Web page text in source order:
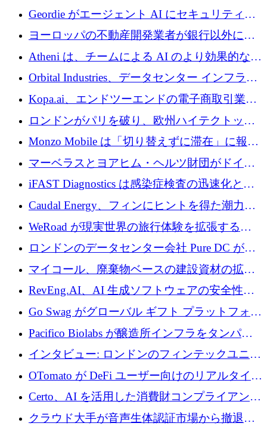
収、チェックアウト時にクレジットを提供
Geordie がエージェント AI にセキュリティと
ガバナンスをもたらすために 3,000 万ドルを
ヨーロッパの不動産開発業者が銀行以外にも
目を向けているため、InRentoの資金調達額は
1億ユーロを突破
Atheni は、チームによる AI のより効果的な使
用を支援するために 35 万ポンドを確保
Orbital Industries、データセンター インフラス
トラクチャ システムの拡張に 5,000 万ドルを
確保
Kopa.ai、エンドツーエンドの電子商取引業務
用の AI エージェントを構築するために 200
万ユーロを調達
ロンドンがパリを破り、欧州ハイテクトップ
の座を奪還
Monzo Mobile は「切り替えずに滞在」に報酬
を与える
マーベラスとヨアヒム・ヘルツ財団がドイツ
の商業化ギャップを埋めるために2,000万ユー
ロのディープテック基金を立ち上げる
iFAST Diagnostics は感染症検査の迅速化と抗
菌薬耐性への取り組みに 500 万ポンドを寄付
Caudal Energy、フィンにヒントを得た潮力発
電技術の規模拡大に向けて 430 万ポンドを調
WeRoad が現実世界の旅行体験を拡張するた
めに 5,800 万ドルを獲得
ロンドンのデータセンター会社 Pure DC が欧
州と中東の拡張に 27 億ドルを確保
マイコール、廃棄物ベースの建設資材の拡大
に400万ポンドを投資
RevEng.AI、AI 生成ソフトウェアの安全性を
確保するために 1,500 万ドルを調達
Go Swag がグローバル ギフト プラットフォー
ムを拡大するために 500 万ドルを調達
Pacifico Biolabs が醸造所インフラをタンパク
質生産に転換するために 700 万ユーロを調達
インタビュー: ロンドンのフィンテックユニコ
ーン Tide の CEO、オリバー・プリル氏
OTomato が DeFi ユーザー向けのリアルタイム
インテリジェンス レイヤーを構築するために
Improbable から 200 万ドルを調達
Certo、AI を活用した消費財コンプライアンス
プラットフォームのために 400 万ドルを調達
クラウド大手が音声生体認証市場から撤退す